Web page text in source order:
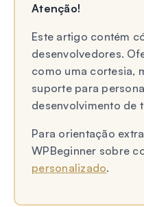
Atenção!
Este artigo contém
desenvolvedores.
como uma cortesia,
suporte para
desenvolvimento de
Para orientação
WPBeginner sobre
personalizado.